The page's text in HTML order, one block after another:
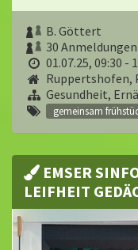
B. Göttert
30 Anmeldungen
01.07.25, 09:30 -
Ruppertshofen,
Gesundheit,
gemeinsam
EMSER
LEIFHEIT